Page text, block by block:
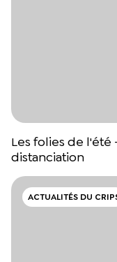
Les folies de l'été
distanciation
ACTUALITÉS DU